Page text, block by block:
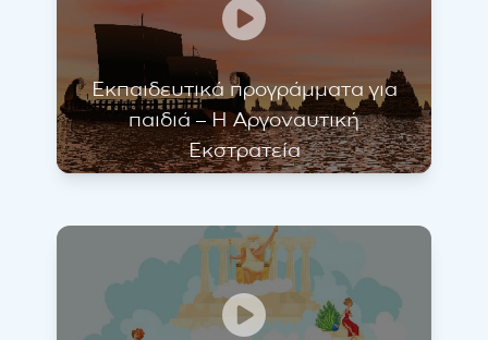
Εκπαιδευτικά προγράμματα για
παιδιά – Η Αργοναυτική
Εκστρατεία